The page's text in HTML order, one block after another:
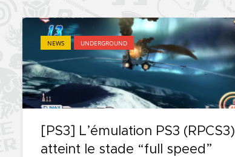
NEWS UNDERGROUND
[PS3] L’émulation PS3 (RPCS3)
atteint le stade “full speed”